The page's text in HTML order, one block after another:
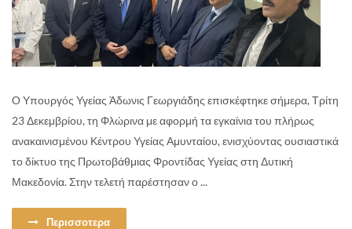
Ο Υπουργός Υγείας Άδωνις Γεωργιάδης επισκέφτηκε σήμερα, Τρίτη
23 Δεκεμβρίου, τη Φλώρινα με αφορμή τα εγκαίνια του πλήρως
ανακαινισμένου Κέντρου Υγείας Αμυνταίου, ενισχύοντας ουσιαστικά
το δίκτυο της Πρωτοβάθμιας Φροντίδας Υγείας στη Δυτική
Μακεδονία. Στην τελετή παρέστησαν ο ...
Περισσοτερα